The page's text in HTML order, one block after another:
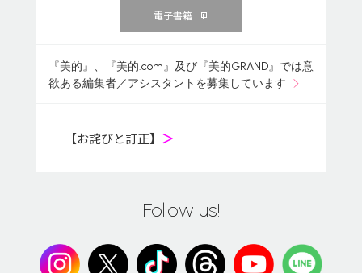
電子書籍
『美的』、『美的.com』及び『美的GRAND』では意
欲ある編集者／アシスタントを募集しています
【お詫びと訂正】 ＞
Follow us!